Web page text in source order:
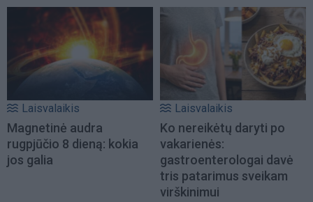
Laisvalaikis
Magnetinė audra
rugpjūčio 8 dieną: kokia
jos galia
Laisvalaikis
Ko nereikėtų daryti po
vakarienės:
gastroenterologai davė
tris patarimus sveikam
virškinimui